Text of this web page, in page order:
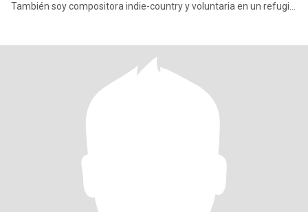
También soy compositora indie-country y voluntaria en un refugio